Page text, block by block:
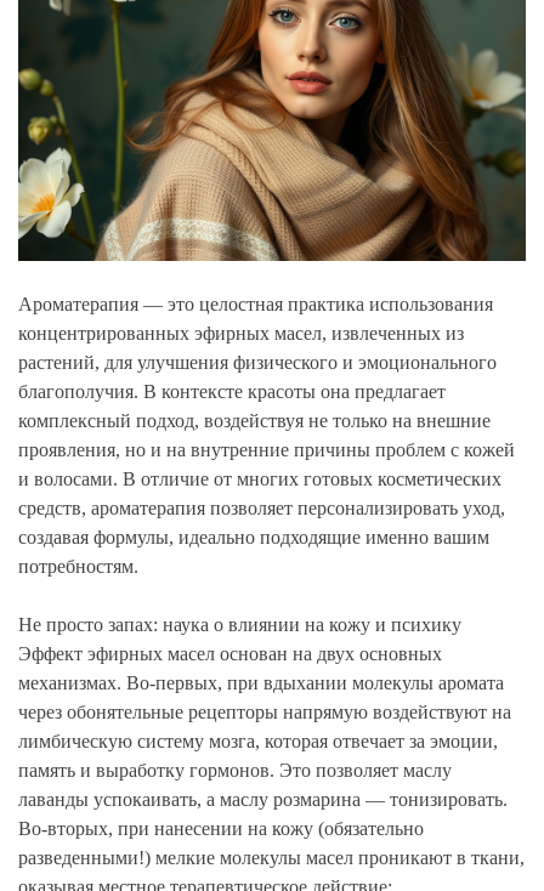
Ароматерапия — это целостная практика использования
концентрированных эфирных масел, извлеченных из
растений, для улучшения физического и эмоционального
благополучия. В контексте красоты она предлагает
комплексный подход, воздействуя не только на внешние
проявления, но и на внутренние причины проблем с кожей
и волосами. В отличие от многих готовых косметических
средств, ароматерапия позволяет персонализировать уход,
создавая формулы, идеально подходящие именно вашим
потребностям.
Не просто запах: наука о влиянии на кожу и психику
Эффект эфирных масел основан на двух основных
механизмах. Во-первых, при вдыхании молекулы аромата
через обонятельные рецепторы напрямую воздействуют на
лимбическую систему мозга, которая отвечает за эмоции,
память и выработку гормонов. Это позволяет маслу
лаванды успокаивать, а маслу розмарина — тонизировать.
Во-вторых, при нанесении на кожу (обязательно
разведенными!) мелкие молекулы масел проникают в ткани,